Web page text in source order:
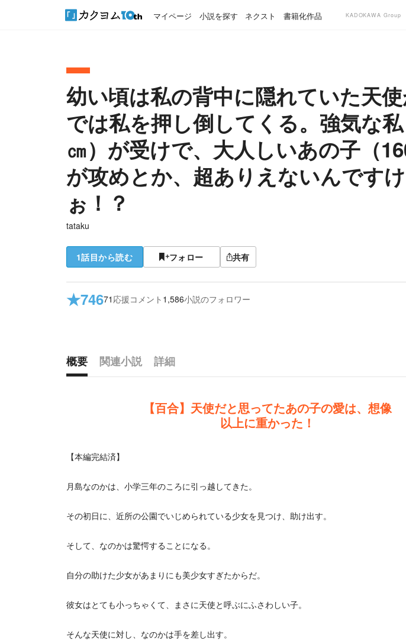
マイページ 小説を探す ネクスト 書籍化作品 KADOKAWA Group
幼い頃は私の背中に隠れていた天
では私を押し倒してくる。強気な
㎝）が受けで、大人しいあの子（
が攻めとか、超ありえないんです
ぉ！？
tataku
1話目から読む フォロー 共有
★74671 応援コメント 1,586小説のフォロワー
概要 関連小説
詳細
【百合】天使だと思ってたあの子の愛は、想像
以上に重かった！
【本編完結済】
月島なのかは、小学三年のころに引っ越してきた。
その初日に、近所の公園でいじめられている少女を見つけ、助け出す。
そして、なのかは驚愕することになる。
自分の助けた少女があまりにも美少女すぎたからだ。
彼女はとても小っちゃくて、まさに天使と呼ぶにふさわしい子。
そんな天使に対し、なのかは手を差し出す。